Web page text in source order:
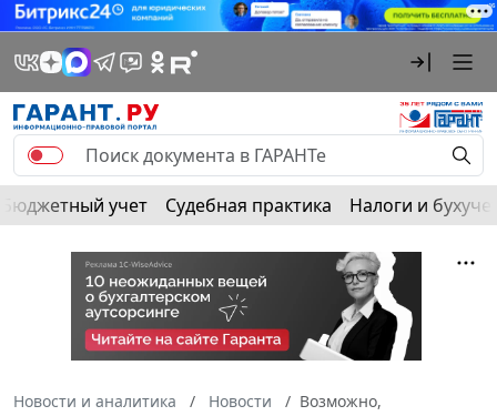
Бюджетный учет Судебная практика Налоги и
Новости и аналитика Новости
Возможно,